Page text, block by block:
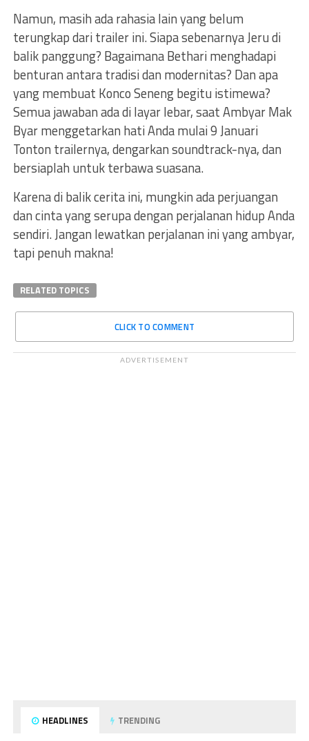
Namun, masih ada rahasia lain yang belum
terungkap dari trailer ini. Siapa sebenarnya Jeru di
balik panggung? Bagaimana Bethari menghadapi
benturan antara tradisi dan modernitas? Dan apa
yang membuat Konco Seneng begitu istimewa?
Semua jawaban ada di layar lebar, saat Ambyar Mak
Byar menggetarkan hati Anda mulai 9 Januari
Tonton trailernya, dengarkan soundtrack-nya, dan
bersiaplah untuk terbawa suasana.
Karena di balik cerita ini, mungkin ada perjuangan
dan cinta yang serupa dengan perjalanan hidup Anda
sendiri. Jangan lewatkan perjalanan ini yang ambyar,
tapi penuh makna!
RELATED TOPICS
CLICK TO COMMENT
ADVERTISEMENT
HEADLINES TRENDING